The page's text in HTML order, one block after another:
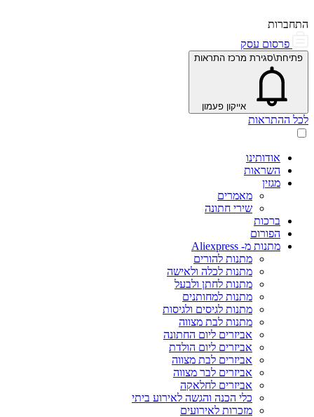
התחברות
פרסום עסק
פתיחת\סגירת מרכז התראות
אייקון פעמון
לכל ההתראות
אודותינו
השראות
מגזין
מאמרים
שירי חתונה
ברכות
הפורום
מתנות מ- Aliexpress
מתנות להורים
מתנות לכלה ולאישה
מתנות לחתן ולבעל
מתנות למחותנים
מתנות לגיסים ולגיסות
מתנות לבת מצווה
אביזרים ליום החתונה
אביזרים ליום הולדת
אביזרים לבת מצווה
אביזרים לבר מצווה
אביזרים לחלאקה
כלי הכנה והגשה לאירוע ביתי
מזכרות לאירועים